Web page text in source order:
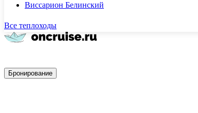
Виссарион Белинский
Все теплоходы
Бронирование